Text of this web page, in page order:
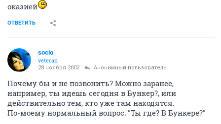
оказией
ОТВЕТИТЬ
socio
veteran
28 ноября 2002 Анонимный пользователь
Почему бы и не позвонить? Можно заранее,
например, ты идешь сегодня в Бункер?, или
действительно тем, кто уже там находятся.
По-моему нормальный вопрос; "Ты где? В Бункере?"